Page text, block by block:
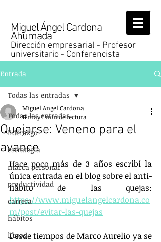
Miguel Ángel Cardona
Ahumada
Dirección empresarial - Profesor
universitario - Conferencista
Entrada
Todas las entradas
liderazgo
estrategia
marca personal
productividad
carrera
hábitos
libros
Todas las entradas
Quejarse: Veneno para el
avance
Miguel Angel Cardona
11 may1 min de lectura
Hace poco más de 3 años escribí la
única entrada en el blog sobre el anti-
https://www.miguelangelcardona.co
m/post/evitar-las-quejas
Desde tiempos de Marco Aurelio ya se